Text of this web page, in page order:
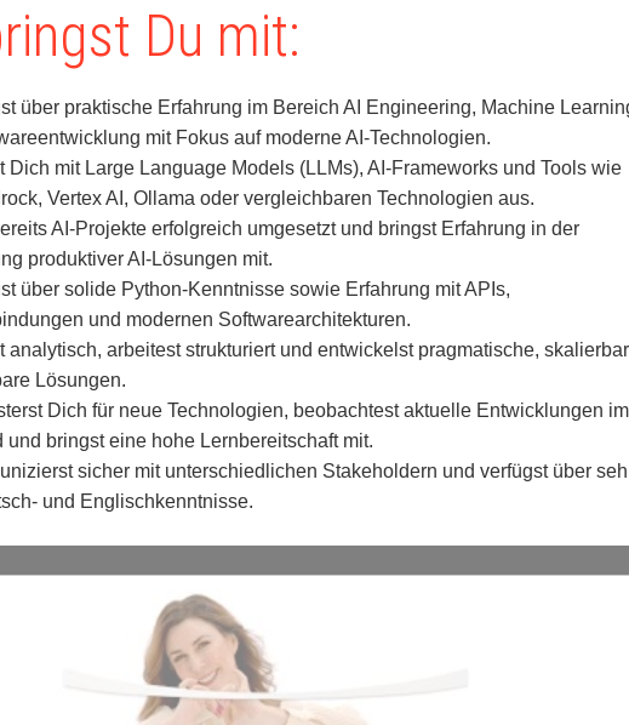
Du mit:
über praktische Erfahrung im Bereich AI Engineering, Machine
mit Fokus auf moderne AI-Technologien.
Dich mit Large Language Models (LLMs), AI-Frameworks und Tools wie
Vertex AI, Ollama oder vergleichbaren Technologien aus.
AI-Projekte erfolgreich umgesetzt und bringst Erfahrung in der
produktiver AI-Lösungen mit.
über solide Python-Kenntnisse sowie Erfahrung mit APIs,
und modernen Softwarearchitekturen.
analytisch, arbeitest strukturiert und entwickelst pragmatische,
Lösungen.
Dich für neue Technologien, beobachtest aktuelle Entwicklungen im
und bringst eine hohe Lernbereitschaft mit.
sicher mit unterschiedlichen Stakeholdern und verfügst über
und Englischkenntnisse.